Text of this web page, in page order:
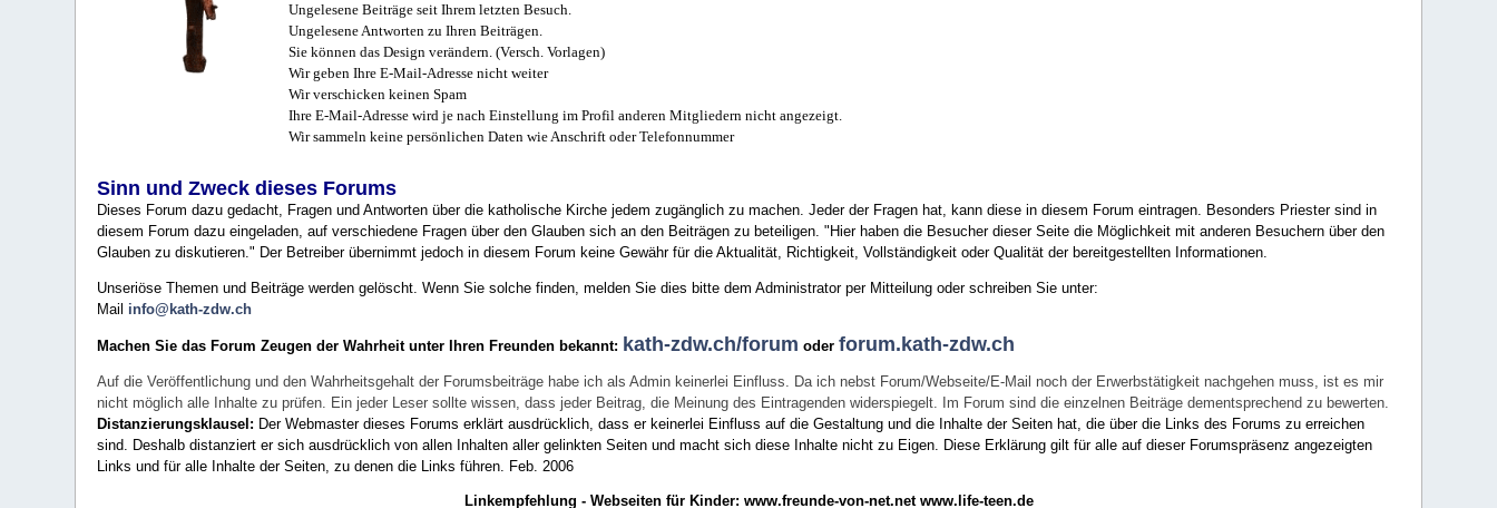
Ungelesene Beiträge seit Ihrem letzten Besuch.
Ungelesene Antworten zu Ihren Beiträgen.
Sie können das Design verändern. (Versch. Vorlagen)
Wir geben Ihre E-Mail-Adresse nicht weiter
Wir verschicken keinen Spam
Ihre E-Mail-Adresse wird je nach Einstellung im Profil anderen Mitgliedern nicht angezeigt.
Wir sammeln keine persönlichen Daten wie Anschrift oder Telefonnummer
Sinn und Zweck dieses Forums
Dieses Forum dazu gedacht, Fragen und Antworten über die katholische Kirche jedem zugänglich zu machen. Jeder der Fragen hat, kann diese in diesem Forum eintragen. Besonders Priester sind in
diesem Forum dazu eingeladen, auf verschiedene Fragen über den Glauben sich an den Beiträgen zu beteiligen. "Hier haben die Besucher dieser Seite die Möglichkeit mit anderen Besuchern über den
Glauben zu diskutieren." Der Betreiber übernimmt jedoch in diesem Forum keine Gewähr für die Aktualität, Richtigkeit, Vollständigkeit oder Qualität der bereitgestellten Informationen.
Unseriöse Themen und Beiträge werden gelöscht. Wenn Sie solche finden, melden Sie dies bitte dem Administrator per Mitteilung oder schreiben Sie unter:
Mail info@kath-zdw.ch
Machen Sie das Forum Zeugen der Wahrheit unter Ihren Freunden bekannt: kath-zdw.ch/forum oderforum.kath-zdw.ch
Auf die Veröffentlichung und den Wahrheitsgehalt der Forumsbeiträge habe ich als Admin keinerlei Einfluss. Da ich nebst Forum/Webseite/E-Mail noch der Erwerbstätigkeit nachgehen muss, ist es mir
nicht möglich alle Inhalte zu prüfen. Ein jeder Leser sollte wissen, dass jeder Beitrag, die Meinung des Eintragenden widerspiegelt. Im Forum sind die einzelnen Beiträge dementsprechend zu bewerten.
Distanzierungsklausel: Der Webmaster dieses Forums erklärt ausdrücklich, dass er keinerlei Einfluss auf die Gestaltung und die Inhalte der Seiten hat, die über die Links des Forums zu erreichen
sind. Deshalb distanziert er sich ausdrücklich von allen Inhalten aller gelinkten Seiten und macht sich diese Inhalte nicht zu Eigen. Diese Erklärung gilt für alle auf dieser Forumspräsenz angezeigten
Links und für alle Inhalte der Seiten, zu denen die Links führen. Feb. 2006
Linkempfehlung - Webseiten für Kinder: www.freunde-von-net.net www.life-teen.de